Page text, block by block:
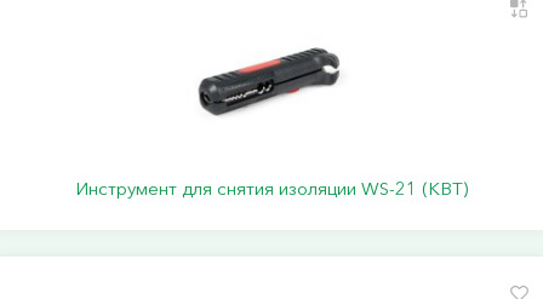
Инструмент для снятия изоляции WS-21 (КВТ)